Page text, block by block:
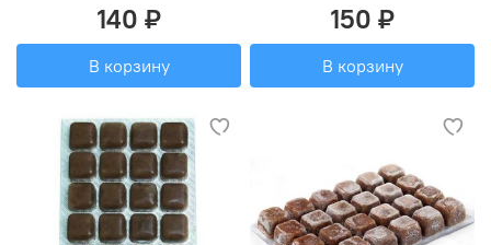
140 ₽
В корзину
150 ₽
В корзину